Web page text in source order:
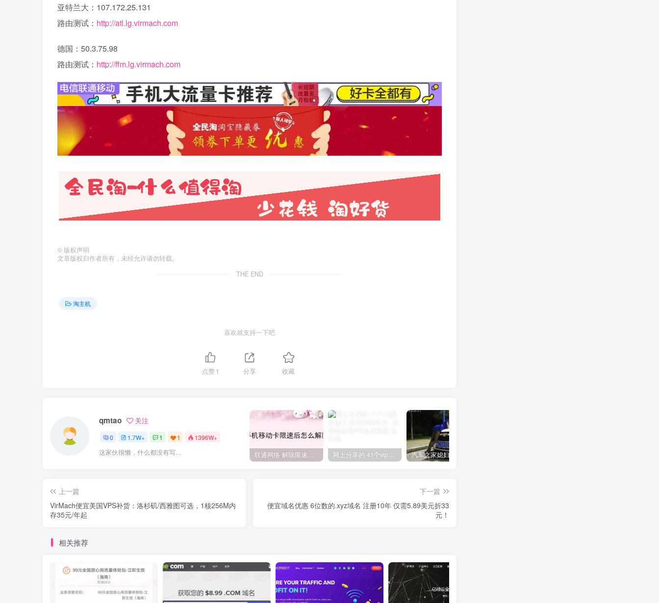
亚特兰大：107.172.25.131
路由测试： http://atl.lg.virmach.com
德国：50.3.75.98
路由测试： http://ffm.lg.virmach.com
© 版权声明
文章版权归作者所有，未经允许请勿转载。
THE END
淘主机
喜欢就支持一下吧
点赞1 分享 收藏
qmtao 关注
0 1.7W+ 1 1 1396W+
这家伙很懒，什么都没有写... 联通网络 解除限速方法参考！畅享、畅玩、老白干等及其它地区自测了 网上分享的 41个vip解析接口 有需要的拿去~ 免费看全网VIP会员视频
上一篇
VirMach便宜美国VPS补货：洛杉矶/西雅图可选，1核256M内
存35元/年起
下一篇
便宜域名优惠 6位数的.xyz域名 注册10年 仅需5.89美元折33
元！
相关推荐